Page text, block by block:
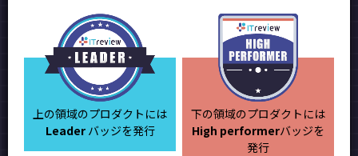
上の領域のプロダクトには
Leaderバッジを発行
下の領域のプロダクトには
High performerバッジを
発行